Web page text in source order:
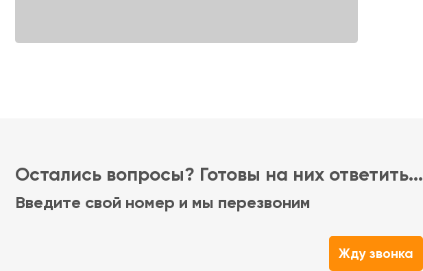
Остались вопросы? Готовы на них ответить...
Введите свой номер и мы перезвоним
Жду звонка